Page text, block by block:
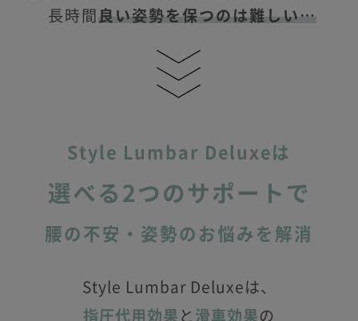
長時間 良い姿勢を保つのは難しい…
Style Lumbar Deluxeは
選べる2つのサポートで
腰の不安・姿勢のお悩みを解消
Style Lumbar Deluxeは、
指圧代用効果 と 滑車効果 の